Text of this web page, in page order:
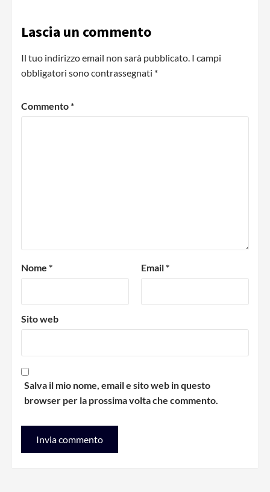
Lascia un commento
Il tuo indirizzo email non sarà pubblicato. I campi
obbligatori sono contrassegnati *
Commento*
Nome * Email*
Sito web
Salva il mio nome, email e sito web in questo
browser per la prossima volta che commento.